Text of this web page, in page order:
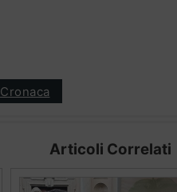
Cronaca
Articoli Correlati